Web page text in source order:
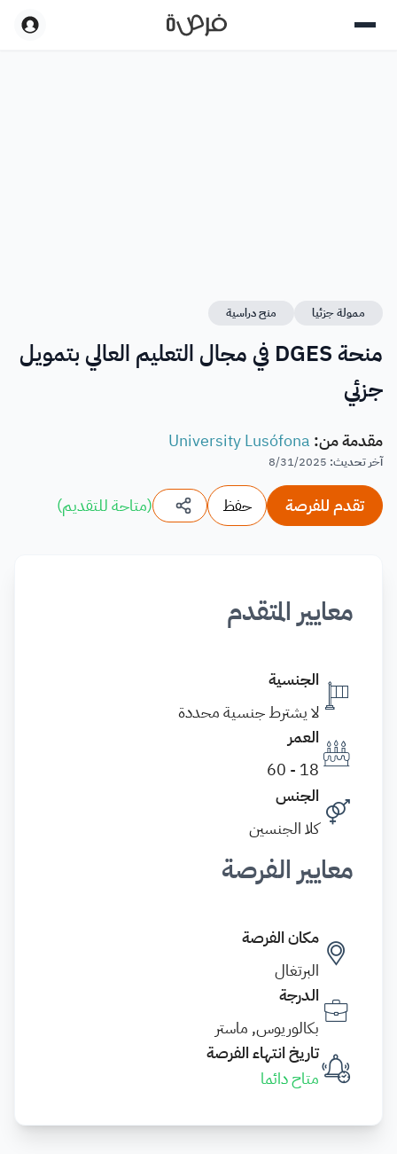
ممولة جزئيا منح دراسية
منحة DGES في مجال التعليم العالي بتمويل
جزئي
مقدمة من:
University Lusófona
آخر تحديث:
8/31/2025
تقدم للفرصة حفظ (متاحة للتقديم)
معايير المتقدم
الجنسية
لا يشترط جنسية محددة
العمر
18 - 60
الجنس
كلا الجنسين
معايير الفرصة
مكان الفرصة
البرتغال
الدرجة
بكالوريوس, ماستر
تاريخ انتهاء الفرصة
متاح دائما